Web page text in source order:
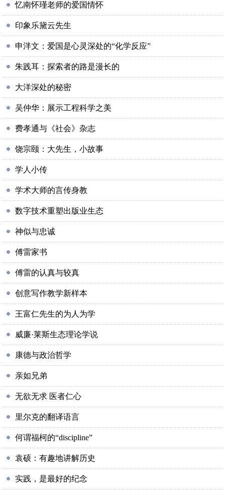
忆南怀瑾老师的爱国情怀
印象乐黛云先生
申泮文：爱国是心灵深处的“化学反应”
朱践耳：探索者的路是漫长的
大洋深处的秘密
吴仲华：展示工程科学之美
费孝通与《社会》杂志
饶宗颐：大先生，小故事
学人小传
学术大师的言传身教
数字技术重塑出版业生态
神似与忠诚
傅雷家书
傅雷的认真与较真
创意写作教学新样本
王富仁先生的为人为学
威廉·莱斯生态理论学说
康德与政治哲学
亲如兄弟
无欲无求 医者仁心
里尔克的翻译语言
何谓福柯的“discipline”
袁硕：有趣地讲解历史
实践，是最好的纪念